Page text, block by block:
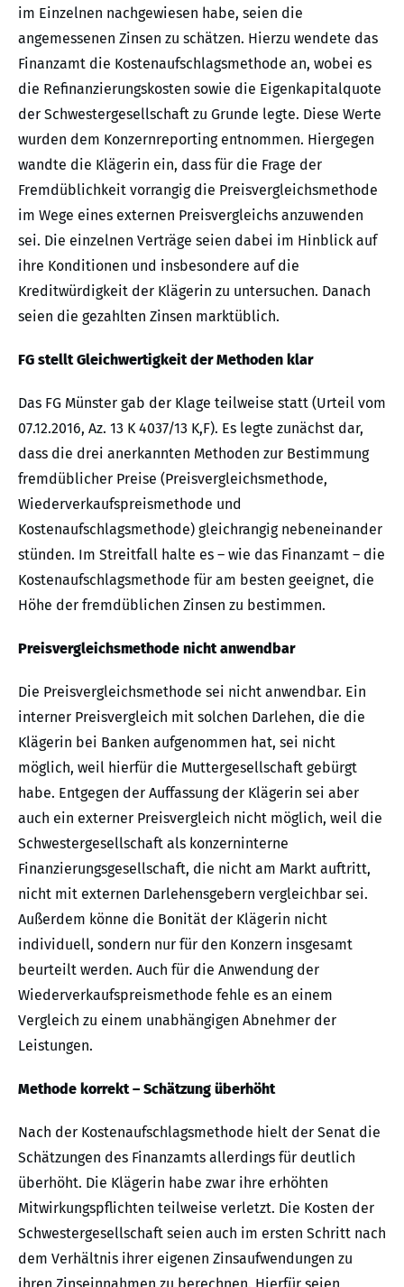
im Einzelnen nachgewiesen habe, seien die
angemessenen Zinsen zu schätzen. Hierzu wendete das
Finanzamt die Kostenaufschlagsmethode an, wobei es
die Refinanzierungskosten sowie die Eigenkapitalquote
der Schwestergesellschaft zu Grunde legte. Diese Werte
wurden dem Konzernreporting entnommen. Hiergegen
wandte die Klägerin ein, dass für die Frage der
Fremdüblichkeit vorrangig die Preisvergleichsmethode
im Wege eines externen Preisvergleichs anzuwenden
sei. Die einzelnen Verträge seien dabei im Hinblick auf
ihre Konditionen und insbesondere auf die
Kreditwürdigkeit der Klägerin zu untersuchen. Danach
seien die gezahlten Zinsen marktüblich.
FG stellt Gleichwertigkeit der Methoden klar
Das FG Münster gab der Klage teilweise statt (Urteil vom
07.12.2016, Az. 13 K 4037/13 K,F). Es legte zunächst dar,
dass die drei anerkannten Methoden zur Bestimmung
fremdüblicher Preise (Preisvergleichsmethode,
Wiederverkaufspreismethode und
Kostenaufschlagsmethode) gleichrangig nebeneinander
stünden. Im Streitfall halte es – wie das Finanzamt – die
Kostenaufschlagsmethode für am besten geeignet, die
Höhe der fremdüblichen Zinsen zu bestimmen.
Preisvergleichsmethode nicht anwendbar
Die Preisvergleichsmethode sei nicht anwendbar. Ein
interner Preisvergleich mit solchen Darlehen, die die
Klägerin bei Banken aufgenommen hat, sei nicht
möglich, weil hierfür die Muttergesellschaft gebürgt
habe. Entgegen der Auffassung der Klägerin sei aber
auch ein externer Preisvergleich nicht möglich, weil die
Schwestergesellschaft als konzerninterne
Finanzierungsgesellschaft, die nicht am Markt auftritt,
nicht mit externen Darlehensgebern vergleichbar sei.
Außerdem könne die Bonität der Klägerin nicht
individuell, sondern nur für den Konzern insgesamt
beurteilt werden. Auch für die Anwendung der
Wiederverkaufspreismethode fehle es an einem
Vergleich zu einem unabhängigen Abnehmer der
Leistungen.
Methode korrekt – Schätzung überhöht
Nach der Kostenaufschlagsmethode hielt der Senat die
Schätzungen des Finanzamts allerdings für deutlich
überhöht. Die Klägerin habe zwar ihre erhöhten
Mitwirkungspflichten teilweise verletzt. Die Kosten der
Schwestergesellschaft seien auch im ersten Schritt nach
dem Verhältnis ihrer eigenen Zinsaufwendungen zu